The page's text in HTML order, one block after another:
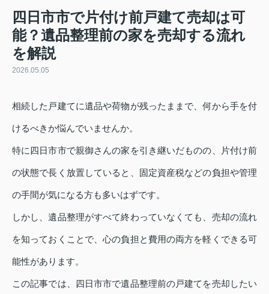
四日市市で片付け前戸建て売却は可
能？遺品整理前の家を売却する流れ
を解説
2026.05.05
相続した戸建てに遺品や荷物が残ったままで、何から手を付
けるべきか悩んでいませんか。
特に四日市市で親御さんの家を引き継いだものの、片付け前
の状態で長く放置していると、固定資産税などの負担や管理
の手間が気になる方も多いはずです。
しかし、遺品整理がすべて終わっていなくても、売却の流れ
を知っておくことで、心の負担と費用の両方を軽くできる可
能性があります。
この記事では、四日市市で遺品整理前の戸建てを売却したい